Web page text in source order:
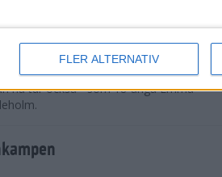
FLER ALTERNATIV
det ju. Alla får också en Trisslott
ha tur också - som 18-åriga Emma